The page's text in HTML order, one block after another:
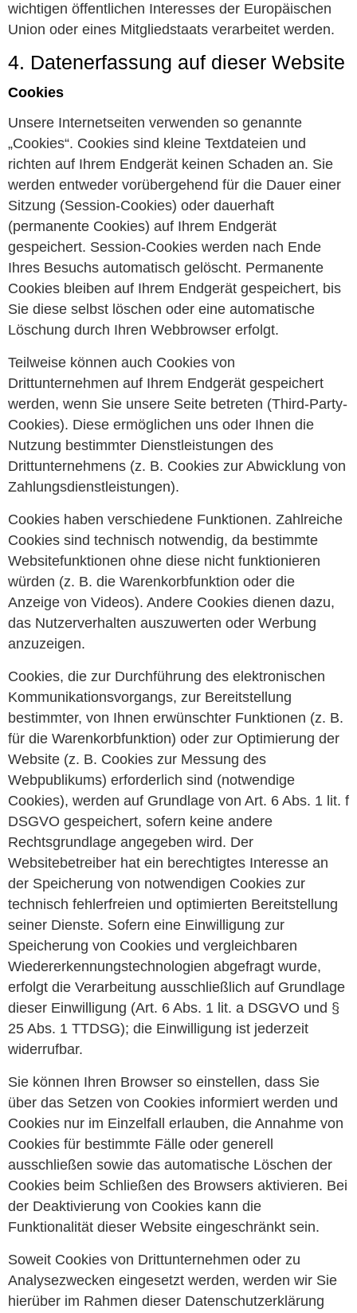
wichtigen öffentlichen Interesses der Europäischen
Union oder eines Mitgliedstaats verarbeitet werden.
4. Datenerfassung auf dieser Website
Cookies
Unsere Internetseiten verwenden so genannte
„Cookies“. Cookies sind kleine Textdateien und
richten auf Ihrem Endgerät keinen Schaden an. Sie
werden entweder vorübergehend für die Dauer einer
Sitzung (Session-Cookies) oder dauerhaft
(permanente Cookies) auf Ihrem Endgerät
gespeichert. Session-Cookies werden nach Ende
Ihres Besuchs automatisch gelöscht. Permanente
Cookies bleiben auf Ihrem Endgerät gespeichert, bis
Sie diese selbst löschen oder eine automatische
Löschung durch Ihren Webbrowser erfolgt.
Teilweise können auch Cookies von
Drittunternehmen auf Ihrem Endgerät gespeichert
werden, wenn Sie unsere Seite betreten (Third-Party-
Cookies). Diese ermöglichen uns oder Ihnen die
Nutzung bestimmter Dienstleistungen des
Drittunternehmens (z. B. Cookies zur Abwicklung von
Zahlungsdienstleistungen).
Cookies haben verschiedene Funktionen. Zahlreiche
Cookies sind technisch notwendig, da bestimmte
Websitefunktionen ohne diese nicht funktionieren
würden (z. B. die Warenkorbfunktion oder die
Anzeige von Videos). Andere Cookies dienen dazu,
das Nutzerverhalten auszuwerten oder Werbung
anzuzeigen.
Cookies, die zur Durchführung des elektronischen
Kommunikationsvorgangs, zur Bereitstellung
bestimmter, von Ihnen erwünschter Funktionen (z. B.
für die Warenkorbfunktion) oder zur Optimierung der
Website (z. B. Cookies zur Messung des
Webpublikums) erforderlich sind (notwendige
Cookies), werden auf Grundlage von Art. 6 Abs. 1 lit. f
DSGVO gespeichert, sofern keine andere
Rechtsgrundlage angegeben wird. Der
Websitebetreiber hat ein berechtigtes Interesse an
der Speicherung von notwendigen Cookies zur
technisch fehlerfreien und optimierten Bereitstellung
seiner Dienste. Sofern eine Einwilligung zur
Speicherung von Cookies und vergleichbaren
Wiedererkennungstechnologien abgefragt wurde,
erfolgt die Verarbeitung ausschließlich auf Grundlage
dieser Einwilligung (Art. 6 Abs. 1 lit. a DSGVO und §
25 Abs. 1 TTDSG); die Einwilligung ist jederzeit
widerrufbar.
Sie können Ihren Browser so einstellen, dass Sie
über das Setzen von Cookies informiert werden und
Cookies nur im Einzelfall erlauben, die Annahme von
Cookies für bestimmte Fälle oder generell
ausschließen sowie das automatische Löschen der
Cookies beim Schließen des Browsers aktivieren. Bei
der Deaktivierung von Cookies kann die
Funktionalität dieser Website eingeschränkt sein.
Soweit Cookies von Drittunternehmen oder zu
Analysezwecken eingesetzt werden, werden wir Sie
hierüber im Rahmen dieser Datenschutzerklärung